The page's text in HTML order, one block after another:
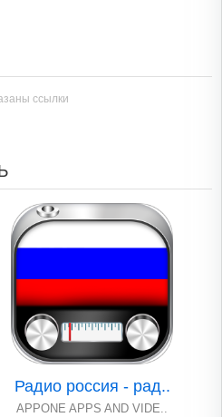
ссылки
Радио россия - рад..
APPONE APPS AND VIDE..